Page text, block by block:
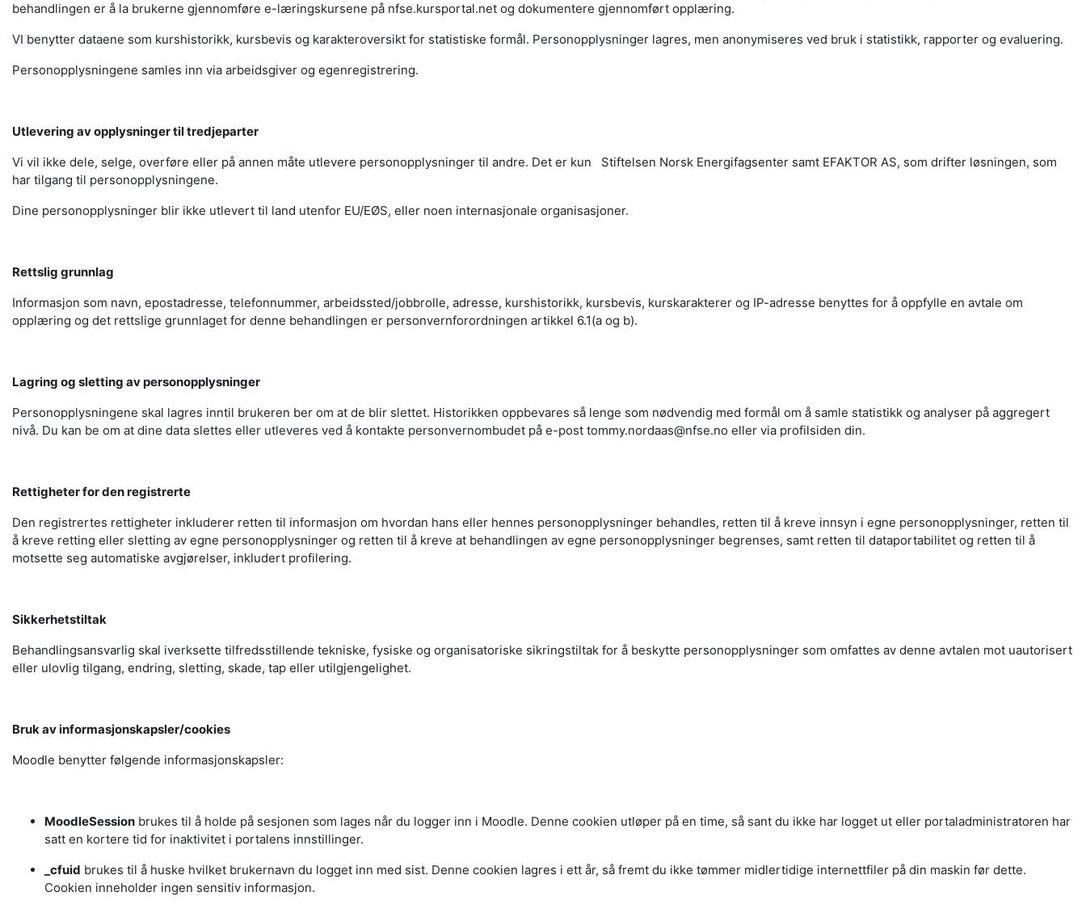
behandlingen er å la brukerne gjennomføre e-læringskursene på nfse.kursportal.net og dokumentere gjennomført opplæring.
VI benytter dataene som kurshistorikk, kursbevis og karakteroversikt for statistiske formål. Personopplysninger lagres, men anonymiseres ved bruk i statistikk, rapporter og evaluering.
Personopplysningene samles inn via arbeidsgiver og egenregistrering.
Utlevering av opplysninger til tredjeparter
Vi vil ikke dele, selge, overføre eller på annen måte utlevere personopplysninger til andre. Det er kun Stiftelsen Norsk Energifagsenter samt EFAKTOR AS, som drifter løsningen, som
har tilgang til personopplysningene.
Dine personopplysninger blir ikke utlevert til land utenfor EU/EØS, eller noen internasjonale organisasjoner.
Rettslig grunnlag
Informasjon som navn, epostadresse, telefonnummer, arbeidssted/jobbrolle, adresse, kurshistorikk, kursbevis, kurskarakterer og IP-adresse benyttes for å oppfylle en avtale om
opplæring og det rettslige grunnlaget for denne behandlingen er personvernforordningen artikkel 6.1(a og b).
Lagring og sletting av personopplysninger
Personopplysningene skal lagres inntil brukeren ber om at de blir slettet. Historikken oppbevares så lenge som nødvendig med formål om å samle statistikk og analyser på aggregert
nivå. Du kan be om at dine data slettes eller utleveres ved å kontakte personvernombudet på e-post tommy.nordaas@nfse.no eller via profilsiden din.
Rettigheter for den registrerte
Den registrertes rettigheter inkluderer retten til informasjon om hvordan hans eller hennes personopplysninger behandles, retten til å kreve innsyn i egne personopplysninger, retten til
å kreve retting eller sletting av egne personopplysninger og retten til å kreve at behandlingen av egne personopplysninger begrenses, samt retten til dataportabilitet og retten til å
motsette seg automatiske avgjørelser, inkludert profilering.
Sikkerhetstiltak
Behandlingsansvarlig skal iverksette tilfredsstillende tekniske, fysiske og organisatoriske sikringstiltak for å beskytte personopplysninger som omfattes av denne avtalen mot uautorisert
eller ulovlig tilgang, endring, sletting, skade, tap eller utilgjengelighet.
Bruk av informasjonskapsler/cookies
Moodle benytter følgende informasjonskapsler:
MoodleSession brukes til å holde på sesjonen som lages når du logger inn i Moodle. Denne cookien utløper på en time, så sant du ikke har logget ut eller portaladministratoren har
satt en kortere tid for inaktivitet i portalens innstillinger.
_cfuid brukes til å huske hvilket brukernavn du logget inn med sist. Denne cookien lagres i ett år, så fremt du ikke tømmer midlertidige internettfiler på din maskin før dette.
Cookien inneholder ingen sensitiv informasjon.